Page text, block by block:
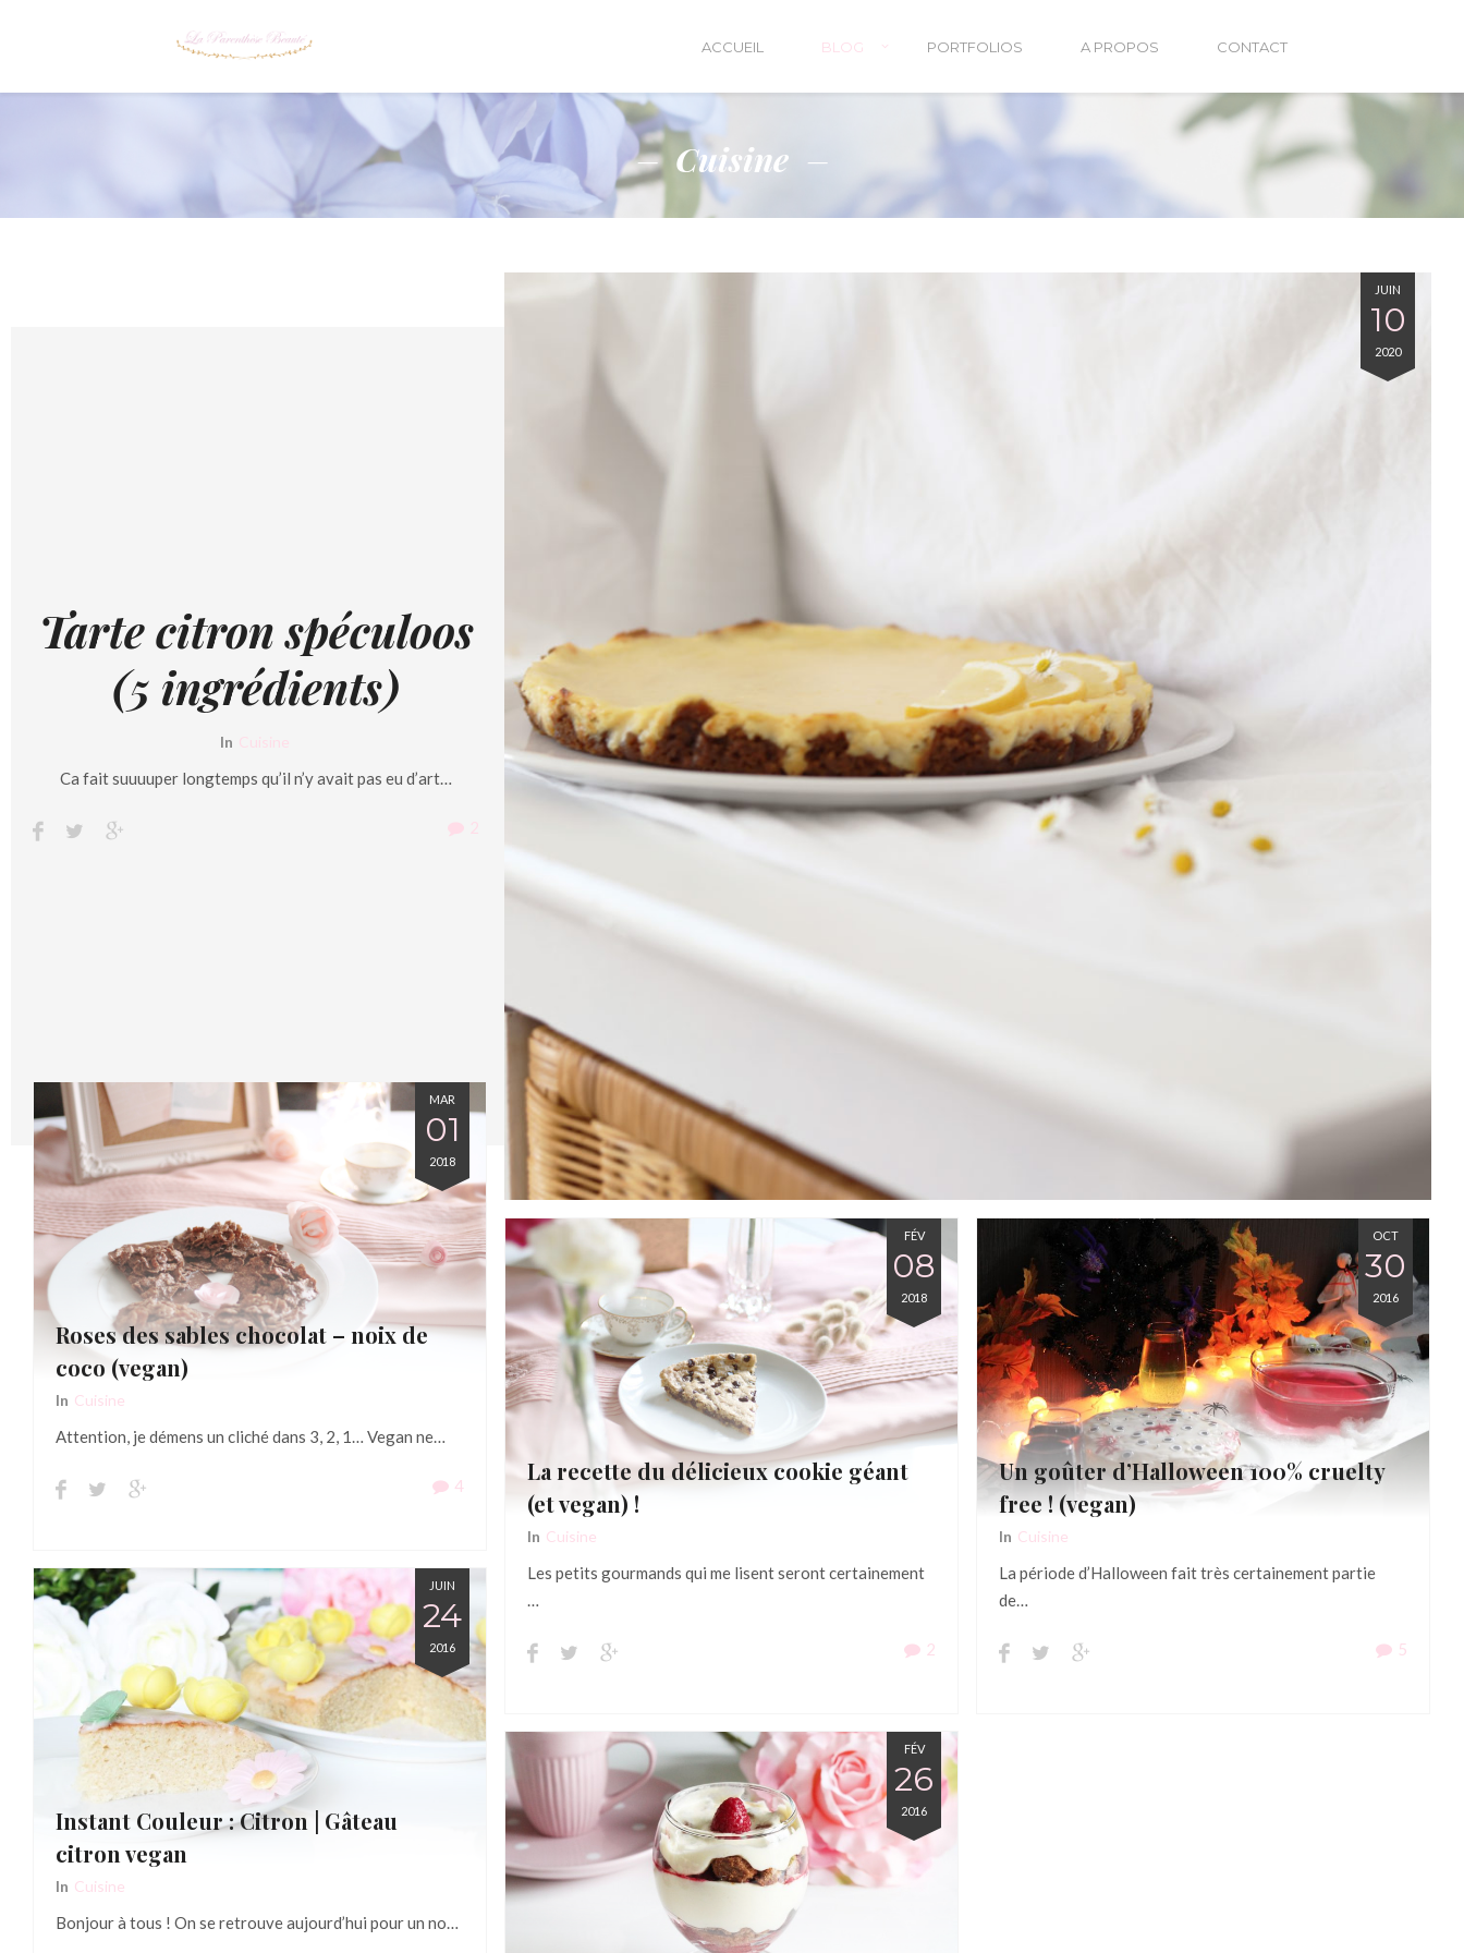
ACCUEIL BLOG PORTFOLIOS A PROPOS CONTACT
Cuisine
JUIN
10
2020
Tarte citron spéculoos
(5 ingrédients)
In Cuisine
Ca fait suuuuper longtemps qu’il n’y avait pas eu d’art…
2
MAR
01
2018
Roses des sables chocolat – noix de
coco (vegan)
In Cuisine
Attention, je démens un cliché dans 3, 2, 1… Vegan ne…
4
FÉV
08
2018
La recette du délicieux cookie géant
(et vegan) !
In Cuisine
Les petits gourmands qui me lisent seront certainement
2
OCT
30
2016
Un goûter d’Halloween 100% cruelty
free ! (vegan)
In Cuisine
La période d’Halloween fait très certainement partie
de…
5
JUIN
24
2016
Instant Couleur : Citron | Gâteau
citron vegan
In Cuisine
Bonjour à tous ! On se retrouve aujourd’hui pour un no…
FÉV
26
2016